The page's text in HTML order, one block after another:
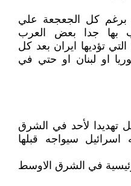
برغم كل الجعجعة علي
بها جدا بعض العرب
تؤديها ايران بعد كل
او لبنان او حتي في
تهديدا لأحد في الشرق
سيواجه قبلها
في الشرق الاوسط